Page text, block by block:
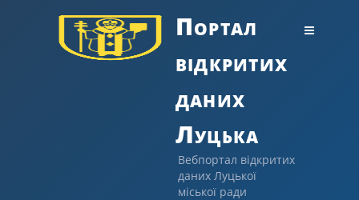
Портал
відкритих
даних
Луцька
Вебпортал відкритих
даних Луцької
міської ради